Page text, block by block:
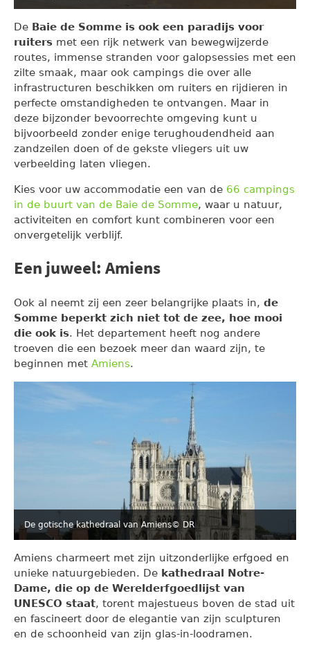
De Baie de Somme is ook een paradijs voor
ruiters met een rijk netwerk van bewegwijzerde
routes, immense stranden voor galopsessies met een
zilte smaak, maar ook campings die over alle
infrastructuren beschikken om ruiters en rijdieren in
perfecte omstandigheden te ontvangen. Maar in
deze bijzonder bevoorrechte omgeving kunt u
bijvoorbeeld zonder enige terughoudendheid aan
zandzeilen doen of de gekste vliegers uit uw
verbeelding laten vliegen.
Kies voor uw accommodatie een van de 66 campings
in de buurt van de Baie de Somme, waar u natuur,
activiteiten en comfort kunt combineren voor een
onvergetelijk verblijf.
Een juweel: Amiens
Ook al neemt zij een zeer belangrijke plaats in, de
Somme beperkt zich niet tot de zee, hoe mooi
die ook is. Het departement heeft nog andere
troeven die een bezoek meer dan waard zijn, te
beginnen met Amiens.
De gotische kathedraal van Amiens© DR
Amiens charmeert met zijn uitzonderlijke erfgoed en
unieke natuurgebieden. De kathedraal Notre-
Dame, die op de Werelderfgoedlijst van
UNESCO staat, torent majestueus boven de stad uit
en fascineert door de elegantie van zijn sculpturen
en de schoonheid van zijn glas-in-loodramen.